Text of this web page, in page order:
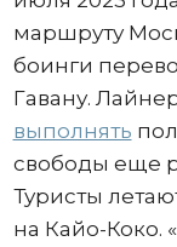
маршруту
боинги
Гавану.
выполнять
свободы еще
Туристы
на Кайо-Коко.